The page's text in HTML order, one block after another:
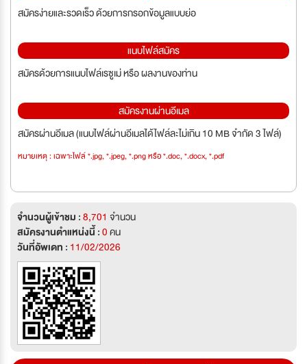
สมัครง่ายและรวดเร็ว ด้วยการกรอกข้อมูลแบบย่อ
แนบไฟล์สมัคร
สมัครด้วยการแนบไฟล์เรซูเม่ หรือ ผลงานของท่าน
สมัครงานผ่านอีเมล
สมัครผ่านอีเมล (แนบไฟล์ผ่านอีเมลได้ไฟล์ละไม่เกิน 10 MB จำกัด 3 ไฟล์)
หมายเหตุ : เฉพาะไฟล์ *.jpg, *.jpeg, *.png หรือ *.doc, *.docx, *.pdf
จำนวนผู้เข้าชม :8,701 จำนวน
สมัครงานตำแหน่งนี้ :0คน
วันที่อัพเดท : 11/02/2026